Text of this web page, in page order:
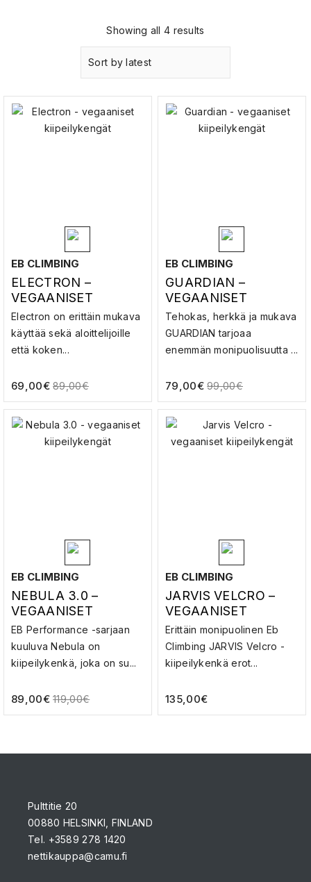
Showing all 4 results
Sort by latest
EB CLIMBING
ELECTRON –
VEGAANISET
KIIPEILYKENGÄT
Electron on erittäin mukava
käyttää sekä aloittelijoille
että koken...
69,00€ 89,00€
EB CLIMBING
GUARDIAN –
VEGAANISET
KIIPEILYKENGÄT
Tehokas, herkkä ja mukava
GUARDIAN tarjoaa
enemmän monipuolisuutta ...
79,00€ 99,00€
EB CLIMBING
NEBULA 3.0 –
VEGAANISET
KIIPEILYKENGÄT
EB Performance -sarjaan
kuuluva Nebula on
kiipeilykenkä, joka on su...
89,00€ 119,00€
EB CLIMBING
JARVIS VELCRO –
VEGAANISET
KIIPEILYKENGÄT
Erittäin monipuolinen Eb
Climbing JARVIS Velcro -
kiipeilykenkä erot...
135,00€
Pulttitie 20
00880 HELSINKI, FINLAND
Tel. +3589 278 1420
nettikauppa@camu.fi